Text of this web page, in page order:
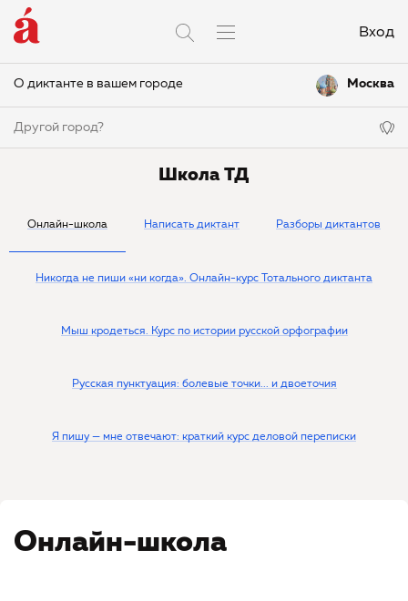
Вход
О диктанте в вашем городе Москва
Другой город?
Школа ТД
Онлайн-школа Написать диктант Разборы диктантов
Никогда не пиши «ни когда». Онлайн-курс Тотального диктанта
Мыш кродеться. Курс по истории русской орфографии
Русская пунктуация: болевые точки... и двоеточия
Я пишу — мне отвечают: краткий курс деловой переписки
Онлайн-школа